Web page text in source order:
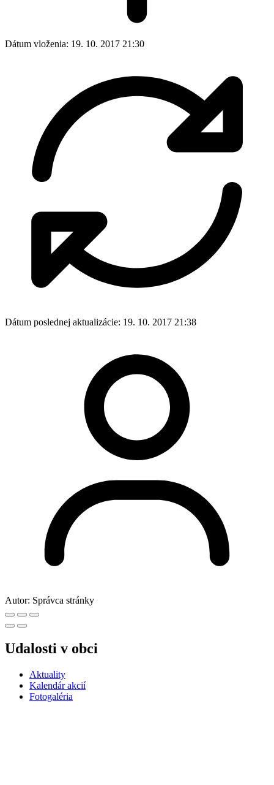
Dátum vloženia: 19. 10. 2017 21:30
Dátum poslednej aktualizácie: 19. 10. 2017 21:38
Autor: Správca stránky
Udalosti v obci
Aktuality
Kalendár akcií
Fotogaléria